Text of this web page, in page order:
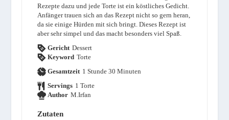
Rezepte dazu und jede Torte ist ein köstliches Gedicht.
Anfänger trauen sich an das Rezept nicht so gern heran,
da sie einige Hürden mit sich bringt. Dieses Rezept ist
aber sehr simpel und das macht besonders viel Spaß.
Gericht Dessert
Keyword Torte
Gesamtzeit 1 Stunde
Stunde 30Minuten
Minuten
Servings 1 Torte
Author M.Irfan
Zutaten